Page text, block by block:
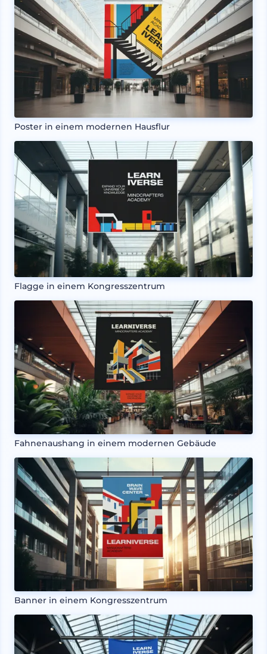
Poster in einem modernen Hausflur
Flagge in einem Kongresszentrum
Fahnenaushang in einem modernen Gebäude
Banner in einem Kongresszentrum